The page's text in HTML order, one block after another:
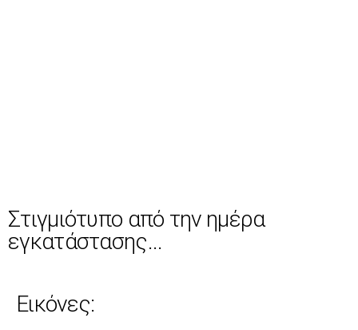
Στιγμιότυπο από την ημέρα
εγκατάστασης...
Εικόνες: